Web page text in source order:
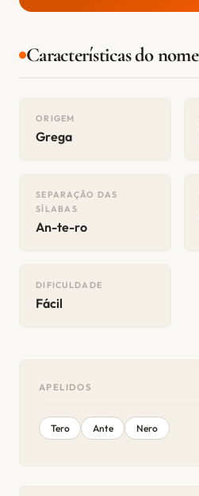
Características do nome
ORIGEM
Grega
SEPARAÇÃO DAS
SÍLABAS
An-te-ro
DIFICULDADE
Fácil
APELIDOS
Tero Ante Nero